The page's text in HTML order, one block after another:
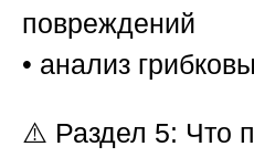
повреждений
• анализ
⚠️ Раздел 5: Что